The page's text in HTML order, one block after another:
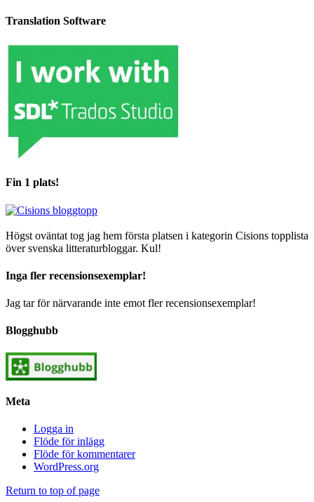
Translation Software
Fin 1 plats!
Högst oväntat tog jag hem första platsen i kategorin Cisions topplista
över svenska litteraturbloggar. Kul!
Inga fler recensionsexemplar!
Jag tar för närvarande inte emot fler recensionsexemplar!
Blogghubb
Meta
Logga in
Flöde för inlägg
Flöde för kommentarer
WordPress.org
Return to top of page